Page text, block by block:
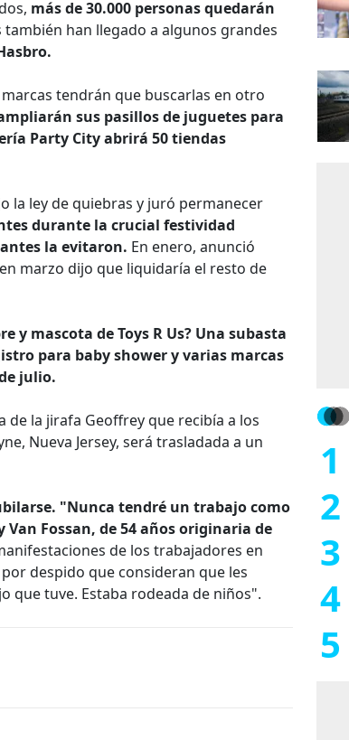
más de 30.000 personas quedarán
también han llegado a algunos grandes
tendrán que buscarlas en otro
sus pasillos de juguetes para
Party City abrirá 50 tiendas
la ley de quiebras y juró permanecer
durante la crucial festividad
la evitaron. En enero, anunció
marzo dijo que liquidaría el resto de
y mascota de Toys R Us? Una subasta
para baby shower y varias marcas
julio.
de la jirafa Geoffrey que recibía a los
Nueva Jersey, será trasladada a un
"Nunca tendré un trabajo como
Van Fossan, de 54 años originaria de
de los trabajadores en
despido que consideran que les
que tuve. Estaba rodeada de niños".
1
2
3
4
5